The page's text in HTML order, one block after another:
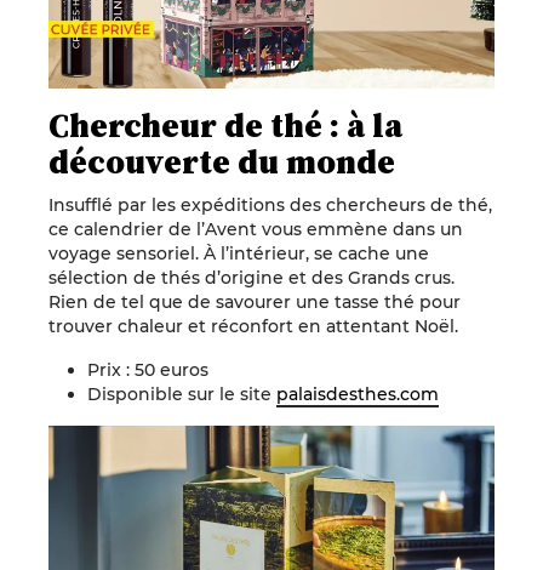
Chercheur de thé : à la
découverte du monde
Insufflé par les expéditions des chercheurs de thé,
ce calendrier de l’Avent vous emmène dans un
voyage sensoriel. À l’intérieur, se cache une
sélection de thés d’origine et des Grands crus.
Rien de tel que de savourer une tasse thé pour
trouver chaleur et réconfort en attentant Noël.
Prix : 50 euros
Disponible sur le site palaisdesthes.com